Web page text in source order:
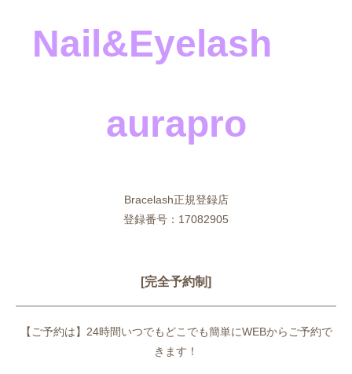
Nail&Eyelash
aurapro
Bracelash正規登録店
登録番号：17082905
[完全予約制]
【ご予約は】24時間いつでもどこでも簡単にWEBからご予約で
きます！